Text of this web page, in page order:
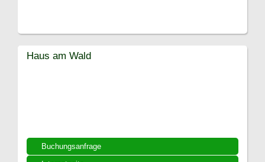
Buchungsanfrage
Haus am Wald